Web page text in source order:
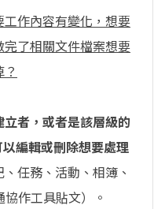
作內容有變化，想要
了相關文件檔案想要
者，或者是該層級的
以編輯或刪除想要處理
、任務、活動、相簿、
作工具貼文）。